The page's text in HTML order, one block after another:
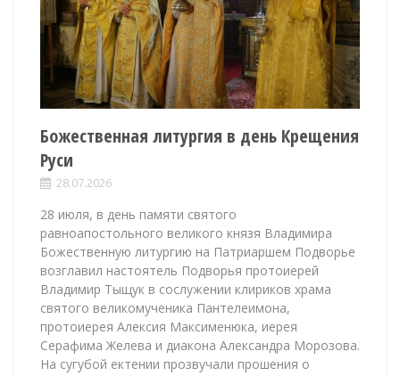
Божественная литургия в день Крещения
Руси
28.07.2026
28 июля, в день памяти святого
равноапостольного великого князя Владимира
Божественную литургию на Патриаршем Подворье
возглавил настоятель Подворья протоиерей
Владимир Тыщук в сослужении клириков храма
святого великомученика Пантелеимона,
протоиерея Алексия Максименюка, иерея
Серафима Желева и диакона Александра Морозова.
На сугубой ектении прозвучали прошения о